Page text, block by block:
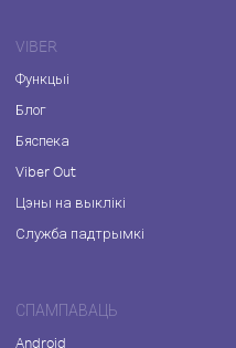
VIBER
Функцыі
Блог
Бяспека
Viber Out
Цэны на выклікі
Служба падтрымкі
СПАМПАВАЦЬ
Android